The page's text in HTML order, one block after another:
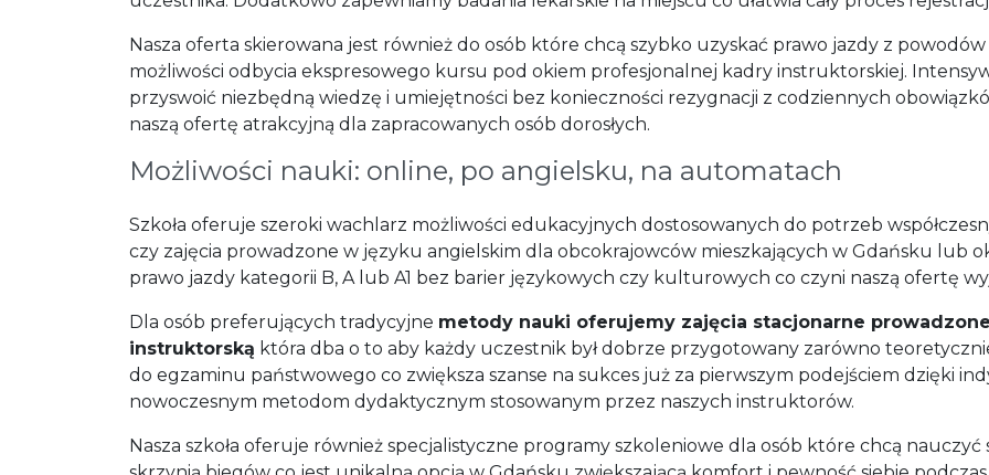
Nasza oferta skierowana jest również do osób które chcą szybko uzyskać prawo jazdy z
możliwości odbycia ekspresowego kursu pod okiem profesjonalnej kadry instruktorskiej.
przyswoić niezbędną wiedzę i umiejętności bez konieczności rezygnacji z codziennych
naszą ofertę atrakcyjną dla zapracowanych osób dorosłych.
Możliwości nauki: online, po angielsku, na automatach
Szkoła oferuje szeroki wachlarz możliwości edukacyjnych dostosowanych do potrzeb
czy zajęcia prowadzone w języku angielskim dla obcokrajowców mieszkających w Gdańsku lub
prawo jazdy kategorii B, A lub A1 bez barier językowych czy kulturowych co czyni naszą ofertę
Dla osób preferujących tradycyjne metody nauki oferujemy zajęcia stacjonarne
instruktorską która dba o to aby każdy uczestnik był dobrze przygotowany zarówno
do egzaminu państwowego co zwiększa szanse na sukces już za pierwszym podejściem dzięki
nowoczesnym metodom dydaktycznym stosowanym przez naszych instruktorów.
Nasza szkoła oferuje również specjalistyczne programy szkoleniowe dla osób które chcą